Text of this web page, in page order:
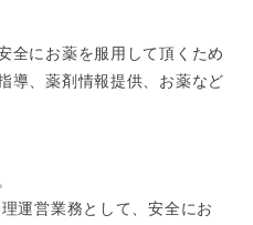
全にお薬を服用して頂くため
導、薬剤情報提供、お薬など
運営業務として、安全にお